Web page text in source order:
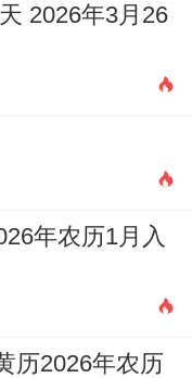
2026年3月26
年农历1月入
历2026年农历